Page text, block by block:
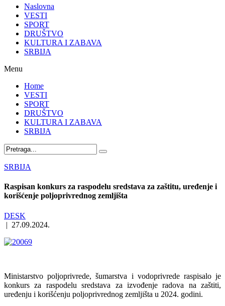
Naslovna
VESTI
SPORT
DRUŠTVO
KULTURA I ZABAVA
SRBIJA
Menu
Home
VESTI
SPORT
DRUŠTVO
KULTURA I ZABAVA
SRBIJA
SRBIJA
Raspisan konkurs za raspodelu sredstava za zaštitu, uređenje i
korišćenje poljoprivrednog zemljišta
DESK
| 27.09.2024.
Ministarstvo poljoprivrede, šumarstva i vodoprivrede raspisalo je
konkurs za raspodelu sredstava za izvođenje radova na zaštiti,
uređenju i korišćenju poljoprivrednog zemljišta u 2024. godini.